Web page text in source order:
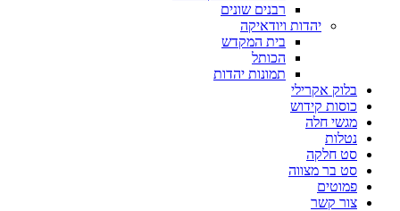
רבנים שונים
יהדות ויודאיקה
בית המקדש
הכותל
תמונות יהדות
בלוק אקרילי
כוסות קידוש
מגשי חלה
נטלות
סט חלקה
סט בר מצווה
פמוטים
צור קשר